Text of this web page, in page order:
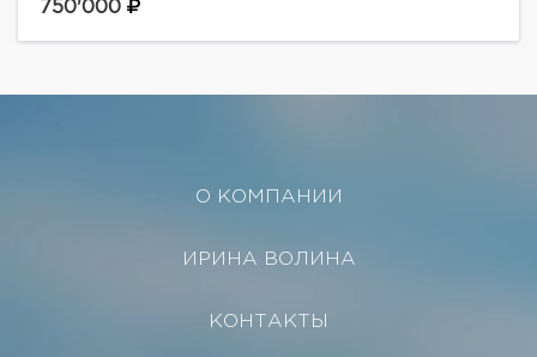
спальня, душевая, постирочная, выход в гараж на 2...
750'000
О КОМПАНИИ
ИРИНА ВОЛИНА
КОНТАКТЫ